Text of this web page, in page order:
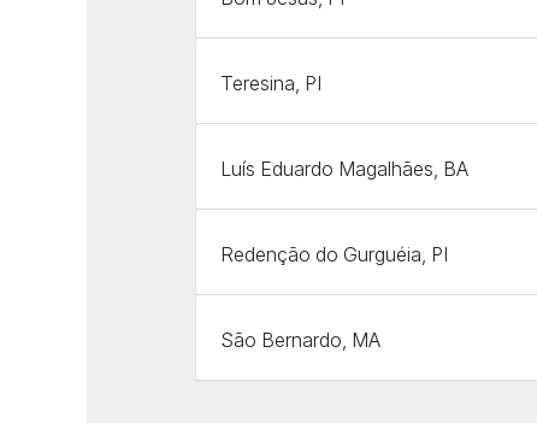
Teresina, PI
Luís Eduardo Magalhães, BA
Redenção do Gurguéia, PI
São Bernardo, MA